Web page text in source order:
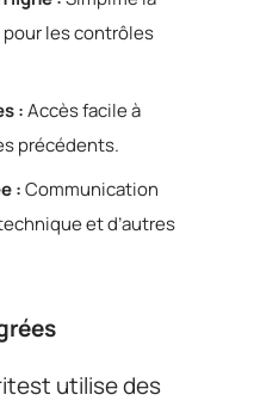
les contrôles
:Accès facile à
précédents.
:Communication
et d’autres
utilise des